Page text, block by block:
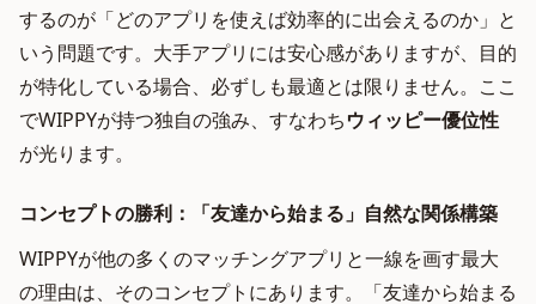
するのが「どのアプリを使えば効率的に出会えるのか」と
いう問題です。大手アプリには安心感がありますが、目的
が特化している場合、必ずしも最適とは限りません。ここ
でWIPPYが持つ独自の強み、すなわちウィッピー優位性
が光ります。
コンセプトの勝利：「友達から始まる」自然な関係構築
WIPPYが他の多くのマッチングアプリと一線を画す最大
の理由は、そのコンセプトにあります。「友達から始まる